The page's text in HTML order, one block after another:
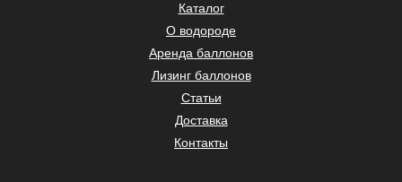
Каталог
О водороде
Аренда баллонов
Лизинг баллонов
Статьи
Доставка
Контакты